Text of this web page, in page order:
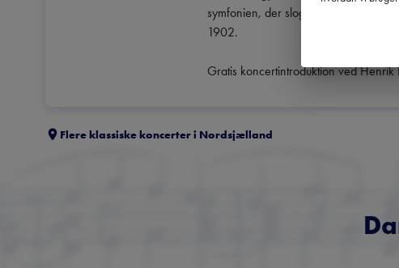
symfonien, der slog hans status som
1902.
Gratis koncertintroduktion ved
Flere klassiske koncerter i Nordsjælland